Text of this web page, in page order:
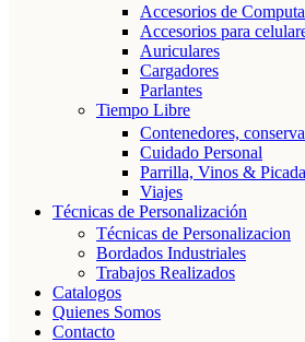
Accesorios de
Accesorios para
Auriculares
Cargadores
Parlantes
Tiempo Libre
Contenedores,
Cuidado Personal
Parrilla, Vinos &
Viajes
Técnicas de Personalización
Técnicas de Personalizacion
Bordados Industriales
Trabajos Realizados
Catalogos
Quienes Somos
Contacto